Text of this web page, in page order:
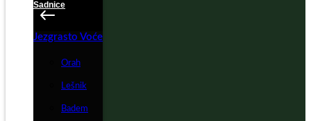
Sadnice
Jezgrasto Voće
Orah
Lešnik
Badem